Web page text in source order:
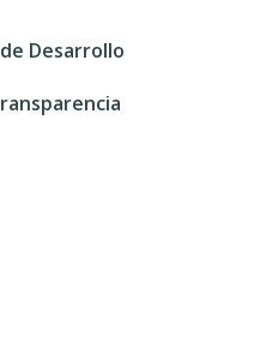
Desarrollo